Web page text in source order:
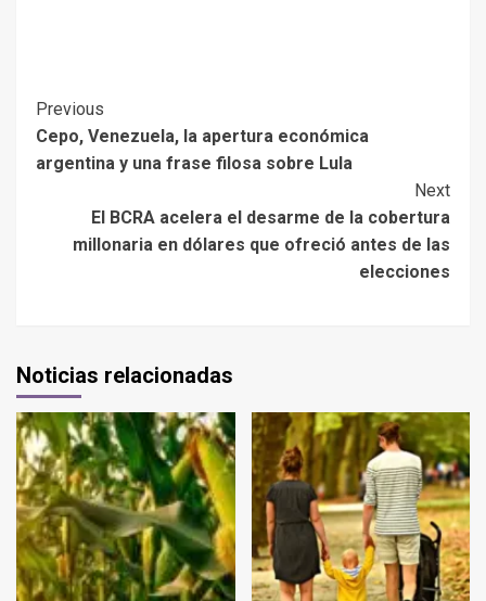
Previous
Cepo, Venezuela, la apertura económica
argentina y una frase filosa sobre Lula
Next
El BCRA acelera el desarme de la cobertura
millonaria en dólares que ofreció antes de las
elecciones
Noticias relacionadas